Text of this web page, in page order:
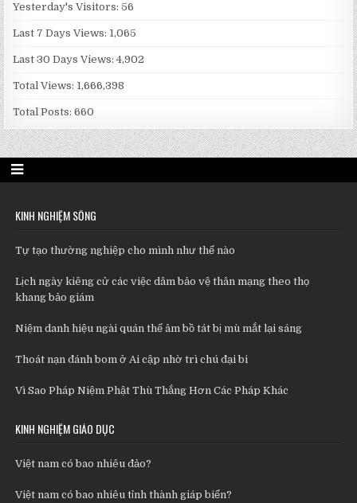
Yesterday's Visitors:56
Last 7 Days Views: 1,065
Last 30 Days Views:4,902
Total Views: 1,666,398
Total Posts:660
KINH NGHIỆM SỐNG
Tự tạo thường nghiệp cho mình như thế nào
Lịch ngày kiêng cử các việc dâm bảo vệ thân mạng theo thọ
khang bảo giám
Niệm danh hiệu ngài quán thế âm bồ tát bị mù mắt lại sáng
Thoát nạn đánh bom ở Ai cập nhờ trì chú đại bi
Vì Sao Pháp Niệm Phật Thù Thắng Hơn Các Pháp Khác
KINH NGHIỆM GIÁO DỤC
Việt nam có bao nhiêu đảo?
Việt nam có bao nhiêu tỉnh thành giáp biển?